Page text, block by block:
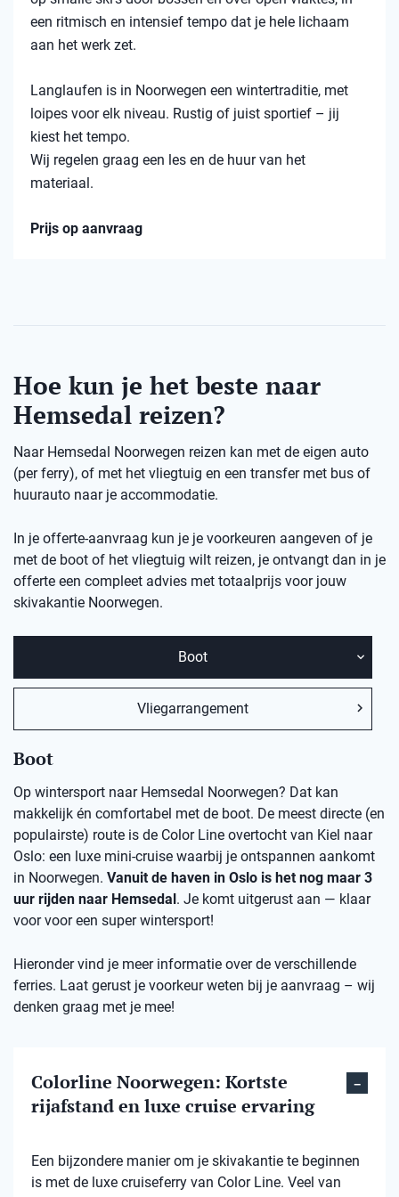
een ritmisch en intensief tempo dat je hele lichaam
aan het werk zet.
Langlaufen is in Noorwegen een wintertraditie, met
loipes voor elk niveau. Rustig of juist sportief – jij
kiest het tempo.
Wij regelen graag een les en de huur van het
materiaal.
Prijs op aanvraag
Hoe kun je het beste naar
Hemsedal reizen?
Naar Hemsedal Noorwegen reizen kan met de eigen auto
(per ferry), of met het vliegtuig en een transfer met bus of
huurauto naar je accommodatie.
In je offerte-aanvraag kun je je voorkeuren aangeven of je
met de boot of het vliegtuig wilt reizen, je ontvangt dan in je
offerte een compleet advies met totaalprijs voor jouw
skivakantie Noorwegen.
Boot
Vliegarrangement
Boot
Op wintersport naar Hemsedal Noorwegen? Dat kan
makkelijk én comfortabel met de boot. De meest directe (en
populairste) route is de Color Line overtocht van Kiel naar
Oslo: een luxe mini-cruise waarbij je ontspannen aankomt
in Noorwegen. Vanuit de haven in Oslo is het nog maar 3
uur rijden naar Hemsedal. Je komt uitgerust aan — klaar
voor voor een super wintersport!
Hieronder vind je meer informatie over de verschillende
ferries. Laat gerust je voorkeur weten bij je aanvraag – wij
denken graag met je mee!
Colorline Noorwegen: Kortste
rijafstand en luxe cruise ervaring
Een bijzondere manier om je skivakantie te beginnen
is met de luxe cruiseferry van Color Line. Veel van